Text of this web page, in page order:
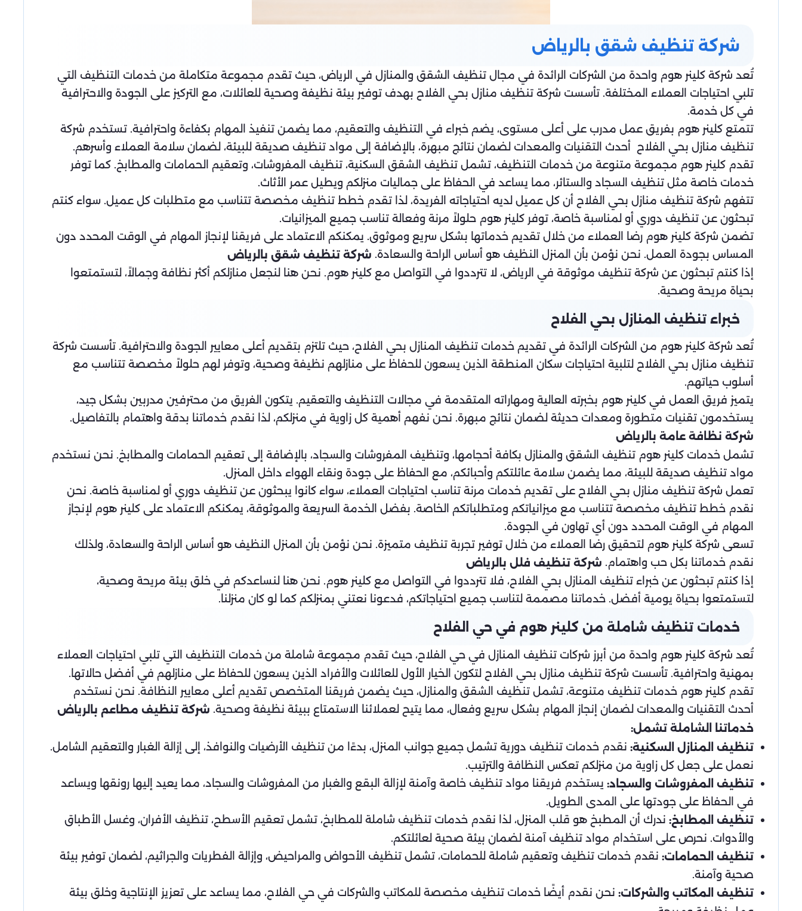
شركة تنظيف شقق بالرياض
تُعد شركة كلينر هوم واحدة من الشركات الرائدة في مجال تنظيف الشقق والمنازل في الرياض، حيث تقدم مجموعة متكاملة من خدمات التنظيف التي
تلبي احتياجات العملاء المختلفة. تأسست شركة تنظيف منازل بحي الفلاح بهدف توفير بيئة نظيفة وصحية للعائلات، مع التركيز على الجودة والاحترافية
في كل خدمة.
تتمتع كلينر هوم بفريق عمل مدرب على أعلى مستوى، يضم خبراء في التنظيف والتعقيم، مما يضمن تنفيذ المهام بكفاءة واحترافية. تستخدم شركة
تنظيف منازل بحي الفلاح أحدث التقنيات والمعدات لضمان نتائج مبهرة، بالإضافة إلى مواد تنظيف صديقة للبيئة، لضمان سلامة العملاء وأسرهم.
تقدم كلينر هوم مجموعة متنوعة من خدمات التنظيف، تشمل تنظيف الشقق السكنية، تنظيف المفروشات، وتعقيم الحمامات والمطابخ. كما توفر
خدمات خاصة مثل تنظيف السجاد والستائر، مما يساعد في الحفاظ على جماليات منزلكم ويطيل عمر الأثاث.
تتفهم شركة تنظيف منازل بحي الفلاح أن كل عميل لديه احتياجاته الفريدة، لذا تقدم خطط تنظيف مخصصة تتناسب مع متطلبات كل عميل. سواء كنتم
تبحثون عن تنظيف دوري أو لمناسبة خاصة، توفر كلينر هوم حلولاً مرنة وفعالة تناسب جميع الميزانيات.
تضمن شركة كلينر هوم رضا العملاء من خلال تقديم خدماتها بشكل سريع وموثوق. يمكنكم الاعتماد على فريقنا لإنجاز المهام في الوقت المحدد دون
المساس بجودة العمل. نحن نؤمن بأن المنزل النظيف هو أساس الراحة والسعادة. شركة تنظيف شقق بالرياض
إذا كنتم تبحثون عن شركة تنظيف موثوقة في الرياض، لا تترددوا في التواصل مع كلينر هوم. نحن هنا لنجعل منازلكم أكثر نظافة وجمالاً، لتستمتعوا
بحياة مريحة وصحية.
خبراء تنظيف المنازل بحي الفلاح
تُعد شركة كلينر هوم من الشركات الرائدة في تقديم خدمات تنظيف المنازل بحي الفلاح، حيث تلتزم بتقديم أعلى معايير الجودة والاحترافية. تأسست شركة
تنظيف منازل بحي الفلاح لتلبية احتياجات سكان المنطقة الذين يسعون للحفاظ على منازلهم نظيفة وصحية، وتوفر لهم حلولاً مخصصة تتناسب مع
أسلوب حياتهم.
يتميز فريق العمل في كلينر هوم بخبرته العالية ومهاراته المتقدمة في مجالات التنظيف والتعقيم. يتكون الفريق من محترفين مدربين بشكل جيد،
يستخدمون تقنيات متطورة ومعدات حديثة لضمان نتائج مبهرة. نحن نفهم أهمية كل زاوية في منزلكم، لذا نقدم خدماتنا بدقة واهتمام بالتفاصيل.
شركة نظافة عامة بالرياض
تشمل خدمات كلينر هوم تنظيف الشقق والمنازل بكافة أحجامها، وتنظيف المفروشات والسجاد، بالإضافة إلى تعقيم الحمامات والمطابخ. نحن نستخدم
مواد تنظيف صديقة للبيئة، مما يضمن سلامة عائلتكم وأحبائكم، مع الحفاظ على جودة ونقاء الهواء داخل المنزل.
تعمل شركة تنظيف منازل بحي الفلاح على تقديم خدمات مرنة تناسب احتياجات العملاء، سواء كانوا يبحثون عن تنظيف دوري أو لمناسبة خاصة. نحن
نقدم خطط تنظيف مخصصة تتناسب مع ميزانياتكم ومتطلباتكم الخاصة. بفضل الخدمة السريعة والموثوقة، يمكنكم الاعتماد على كلينر هوم لإنجاز
المهام في الوقت المحدد دون أي تهاون في الجودة.
تسعى شركة كلينر هوم لتحقيق رضا العملاء من خلال توفير تجربة تنظيف متميزة. نحن نؤمن بأن المنزل النظيف هو أساس الراحة والسعادة، ولذلك
نقدم خدماتنا بكل حب واهتمام. شركة تنظيف فلل بالرياض
إذا كنتم تبحثون عن خبراء تنظيف المنازل بحي الفلاح، فلا تترددوا في التواصل مع كلينر هوم. نحن هنا لنساعدكم في خلق بيئة مريحة وصحية،
لتستمتعوا بحياة يومية أفضل. خدماتنا مصممة لتناسب جميع احتياجاتكم، فدعونا نعتني بمنزلكم كما لو كان منزلنا.
خدمات تنظيف شاملة من كلينر هوم في حي الفلاح
تُعد شركة كلينر هوم واحدة من أبرز شركات تنظيف المنازل في حي الفلاح، حيث تقدم مجموعة شاملة من خدمات التنظيف التي تلبي احتياجات العملاء
بمهنية واحترافية. تأسست شركة تنظيف منازل بحي الفلاح لتكون الخيار الأول للعائلات والأفراد الذين يسعون للحفاظ على منازلهم في أفضل حالاتها.
تقدم كلينر هوم خدمات تنظيف متنوعة، تشمل تنظيف الشقق والمنازل، حيث يضمن فريقنا المتخصص تقديم أعلى معايير النظافة. نحن نستخدم
أحدث التقنيات والمعدات لضمان إنجاز المهام بشكل سريع وفعال، مما يتيح لعملائنا الاستمتاع ببيئة نظيفة وصحية. شركة تنظيف مطاعم بالرياض
خدماتنا الشاملة تشمل:
تنظيف المنازل السكنية: نقدم خدمات تنظيف دورية تشمل جميع جوانب المنزل، بدءًا من تنظيف الأرضيات والنوافذ، إلى إزالة الغبار والتعقيم الشامل.
نعمل على جعل كل زاوية من منزلكم تعكس النظافة والترتيب.
تنظيف المفروشات والسجاد: يستخدم فريقنا مواد تنظيف خاصة وآمنة لإزالة البقع والغبار من المفروشات والسجاد، مما يعيد إليها رونقها ويساعد
في الحفاظ على جودتها على المدى الطويل.
تنظيف المطابخ: ندرك أن المطبخ هو قلب المنزل، لذا نقدم خدمات تنظيف شاملة للمطابخ، تشمل تعقيم الأسطح، تنظيف الأفران، وغسل الأطباق
والأدوات. نحرص على استخدام مواد تنظيف آمنة لضمان بيئة صحية لعائلتكم.
تنظيف الحمامات: نقدم خدمات تنظيف وتعقيم شاملة للحمامات، تشمل تنظيف الأحواض والمراحيض، وإزالة الفطريات والجراثيم، لضمان توفير بيئة
صحية وآمنة.
تنظيف المكاتب والشركات: نحن نقدم أيضًا خدمات تنظيف مخصصة للمكاتب والشركات في حي الفلاح، مما يساعد على تعزيز الإنتاجية وخلق بيئة